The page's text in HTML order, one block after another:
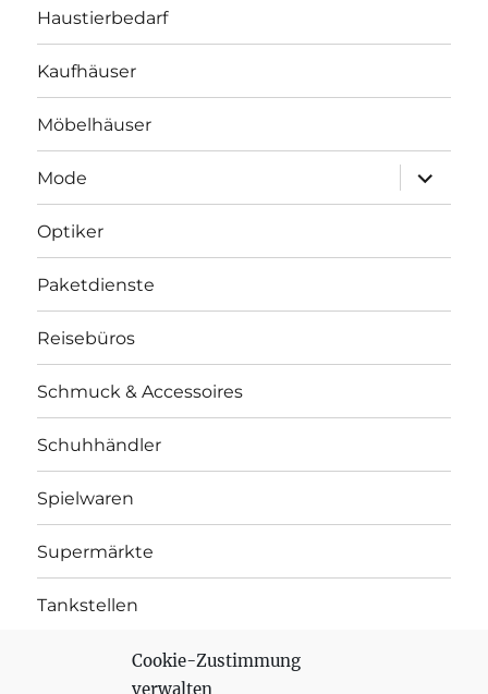
Cookie-Zustimmung
verwalten
Haustierbedarf
Kaufhäuser
Möbelhäuser
Mode
öffnen
Optiker
Paketdienste
Reisebüros
Schmuck & Accessoires
Schuhhändler
Spielwaren
Supermärkte
Tankstellen
Telekommunikation